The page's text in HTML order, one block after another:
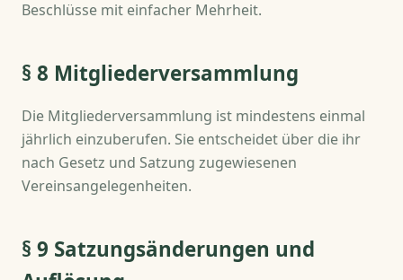
Beschlüsse mit einfacher Mehrheit.
§ 8 Mitgliederversammlung
Die Mitgliederversammlung ist mindestens einmal
jährlich einzuberufen. Sie entscheidet über die ihr
nach Gesetz und Satzung zugewiesenen
Vereinsangelegenheiten.
§ 9 Satzungsänderungen und